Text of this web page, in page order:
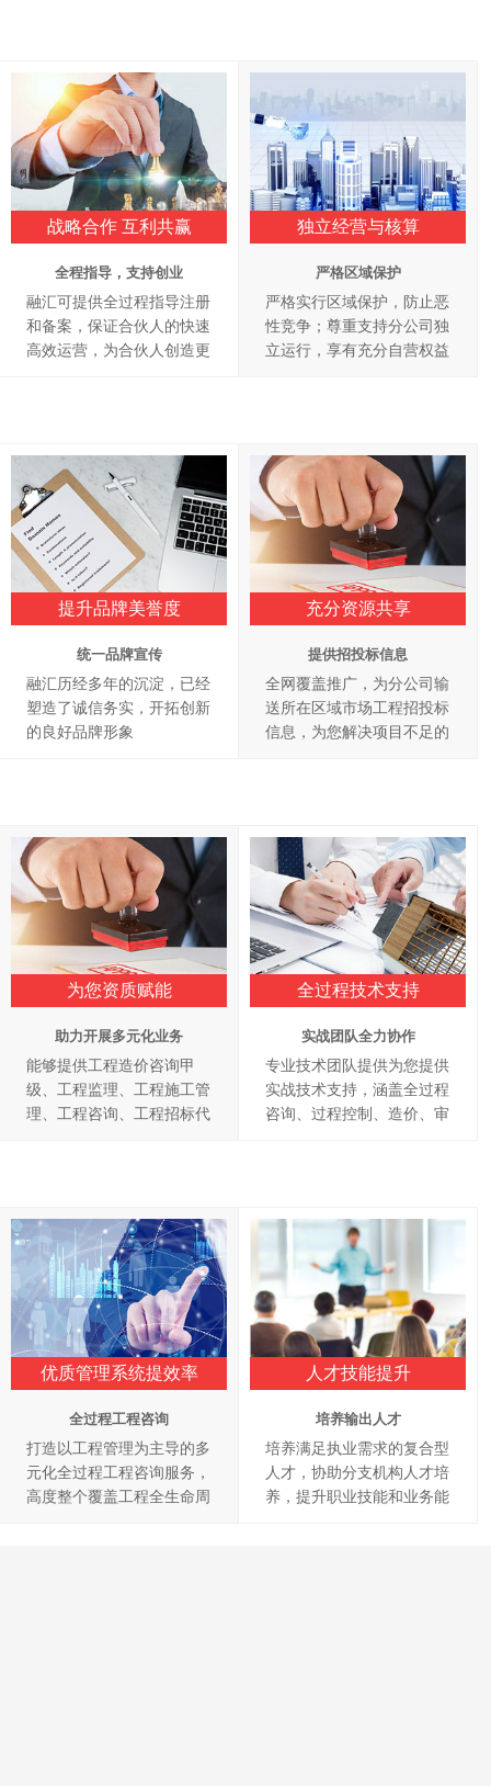
战略合作 互利共赢
全程指导，支持创业
融汇可提供全过程指导注册
和备案，保证合伙人的快速
高效运营，为合伙人创造更
独立经营与核算
严格区域保护
严格实行区域保护，防止恶
性竞争；尊重支持分公司独
立运行，享有充分自营权益
提升品牌美誉度
统一品牌宣传
融汇历经多年的沉淀，已经
塑造了诚信务实，开拓创新
的良好品牌形象
充分资源共享
提供招投标信息
全网覆盖推广，为分公司输
送所在区域市场工程招投标
信息，为您解决项目不足的
为您资质赋能
助力开展多元化业务
能够提供工程造价咨询甲
级、工程监理、工程施工管
理、工程咨询、工程招标代
全过程技术支持
实战团队全力协作
专业技术团队提供为您提供
实战技术支持，涵盖全过程
咨询、过程控制、造价、审
优质管理系统提效率
全过程工程咨询
打造以工程管理为主导的多
元化全过程工程咨询服务，
高度整个覆盖工程全生命周
人才技能提升
培养输出人才
培养满足执业需求的复合型
人才，协助分支机构人才培
养，提升职业技能和业务能